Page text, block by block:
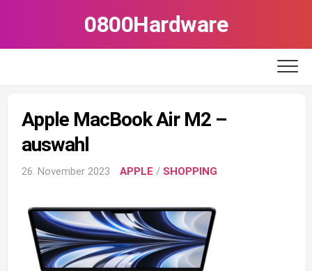
0800Hardware
Apple MacBook Air M2 –
auswahl
26. November 2023 APPLE / SHOPPING